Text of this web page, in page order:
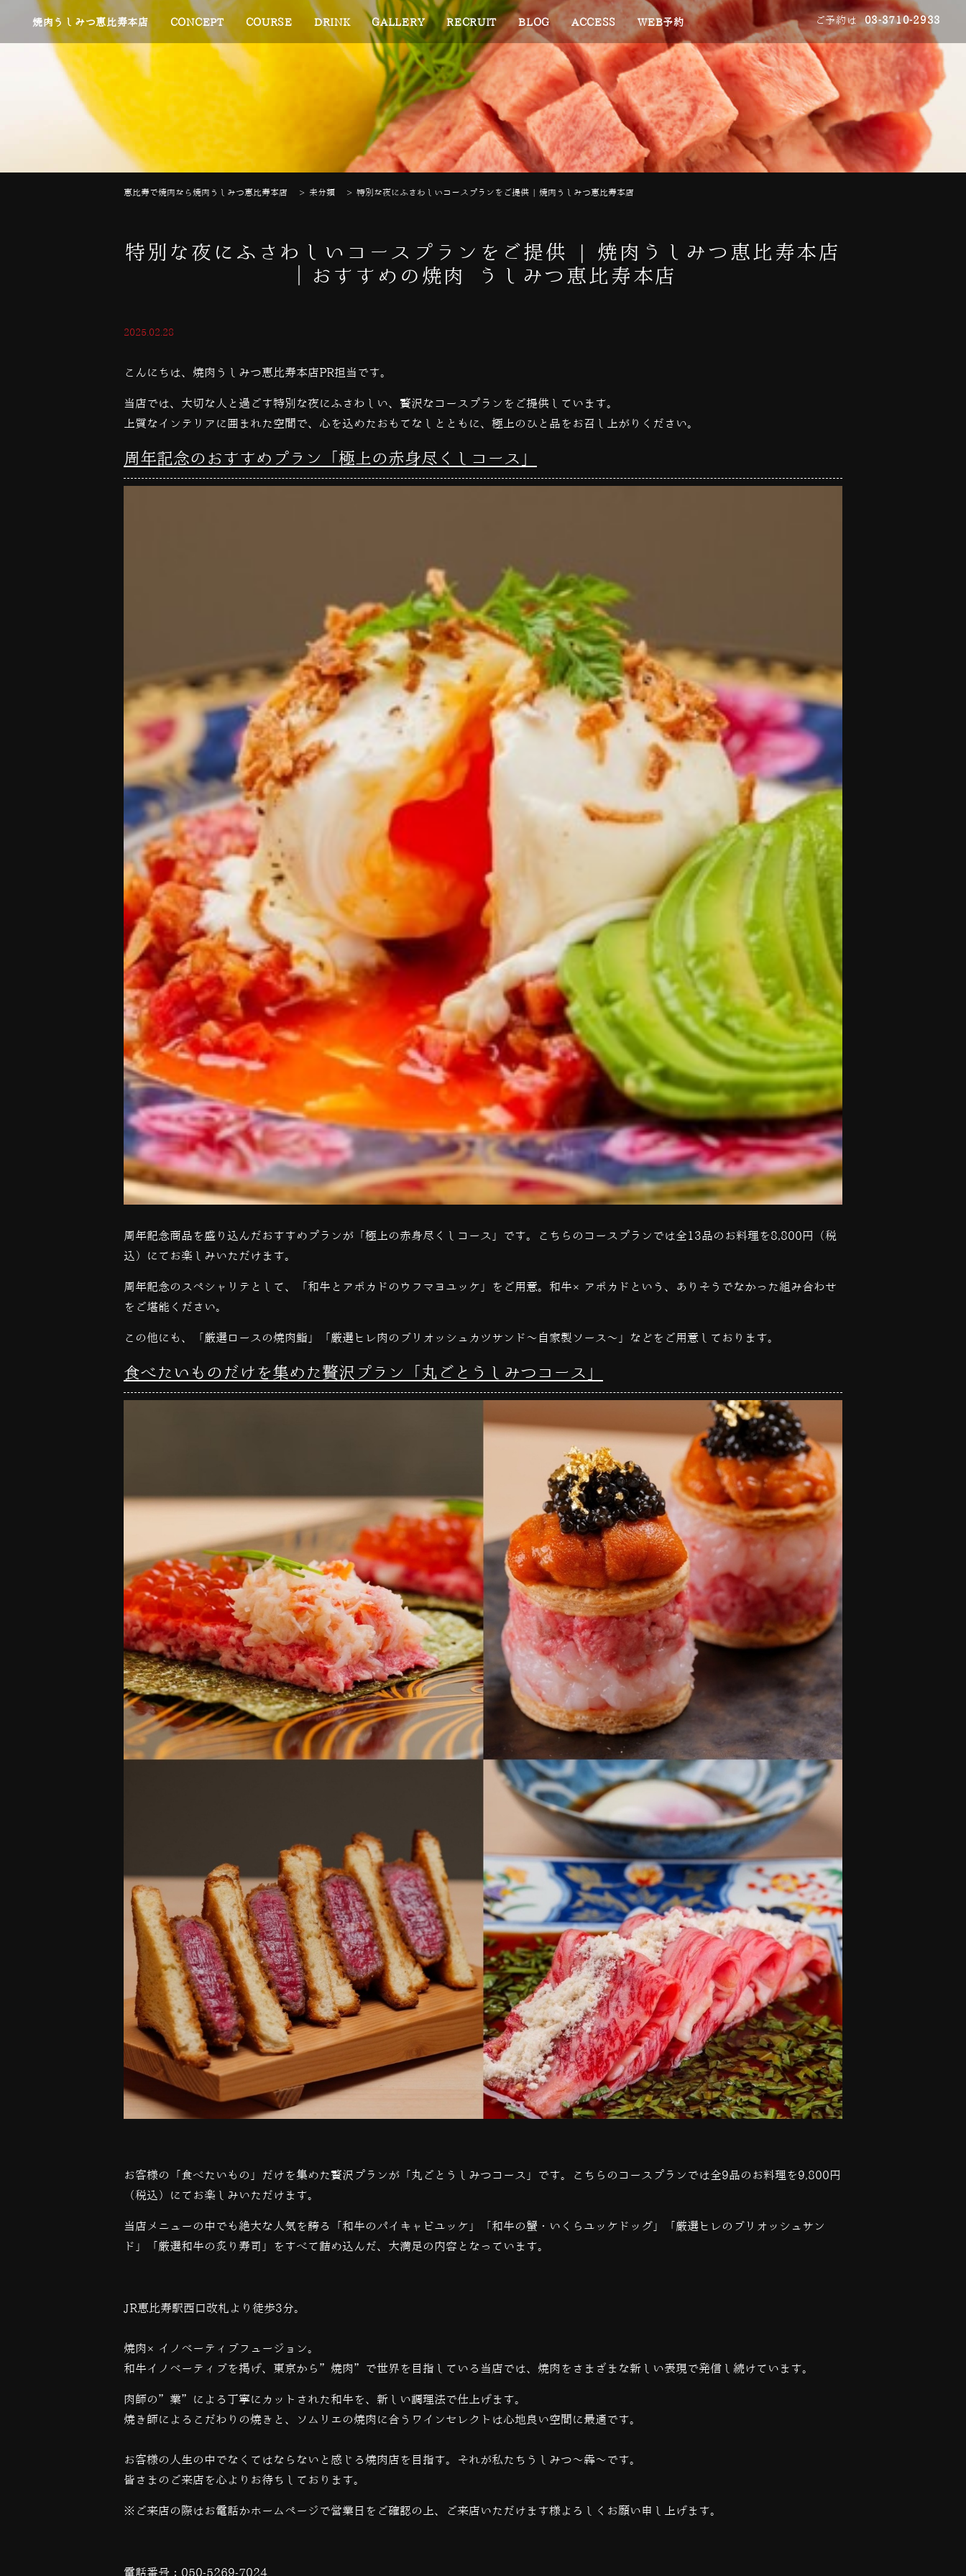
焼肉うしみつ恵比寿本店 CONCEPT COURSE DRINK GALLERY RECRUIT BLOG ACCESS WEB予約 ご予約は 03-3710-2933
恵比寿で焼肉なら焼肉うしみつ恵比寿本店 > 未分類 > 特別な夜にふさわしいコースプランをご提供 | 焼肉うしみつ恵比寿本店
特別な夜にふさわしいコースプランをご提供 | 焼肉うしみつ恵比寿本店
｜おすすめの焼肉 うしみつ恵比寿本店
2025.02.28
こんにちは、焼肉うしみつ恵比寿本店PR担当です。
当店では、大切な人と過ごす特別な夜にふさわしい、贅沢なコースプランをご提供しています。
上質なインテリアに囲まれた空間で、心を込めたおもてなしとともに、極上のひと品をお召し上がりください。
周年記念のおすすめプラン「極上の赤身尽くしコース」
周年記念商品を盛り込んだおすすめプランが「極上の赤身尽くしコース」です。こちらのコースプランでは全13品のお料理を8,800円（税
込）にてお楽しみいただけます。
周年記念のスペシャリテとして、「和牛とアボカドのウフマヨユッケ」をご用意。和牛×アボカドという、ありそうでなかった組み合わせ
をご堪能ください。
この他にも、「厳選ロースの焼肉鮨」「厳選ヒレ肉のブリオッシュカツサンド～自家製ソース～」などをご用意しております。
食べたいものだけを集めた贅沢プラン「丸ごとうしみつコース」
お客様の「食べたいもの」だけを集めた贅沢プランが「丸ごとうしみつコース」です。こちらのコースプランでは全9品のお料理を9,800 円
（税込）にてお楽しみいただけます。
当店メニューの中でも絶大な人気を誇る「和牛のパイキャビユッケ」「和牛の蟹・いくらユッケドッグ」「厳選ヒレのブリオッシュサン
ド」「厳選和牛の炙り寿司」をすべて詰め込んだ、大満足の内容となっています。
JR恵比寿駅西口改札より徒歩3分。
焼肉×イノベーティブフュージョン。
和牛イノベーティブを掲げ、東京から”焼肉”で世界を目指している当店では、 焼肉をさまざまな新しい表現で発信し続けています。
肉師の”業”による丁寧にカットされた和牛を、新しい調理法で仕上げます。
焼き師によるこだわりの焼きと、ソムリエの焼肉に合うワインセレクトは心地良い空間に最適です。
お客様の人生の中でなくてはならないと感じる焼肉店を目指す。それが私たちうしみつ～犇～です。
皆さまのご来店を心よりお待ちしております。
※ご来店の際はお電話かホームページで営業日をご確認の上、ご来店いただけます様よろしくお願い申し上げます。
電話番号： 050-5269-7024